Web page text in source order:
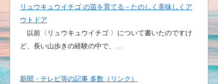
リュウキュウイチゴ の苗を育てる－たのしく美味しくア
ウトドア
以前〈リュウキュウイチゴ 〉について書いたのですけ
ど、長い山歩きの経験の中で、…
新聞・テレビ等の記事 多数（リンク）